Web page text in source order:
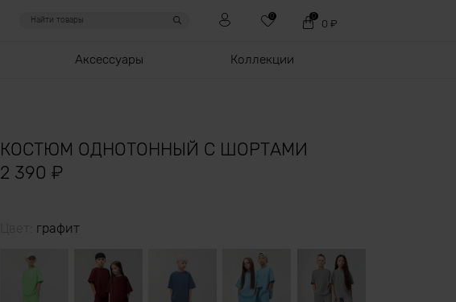
0 0
0₽
Аксессуары Коллекции
КОСТЮМ ОДНОТОННЫЙ С ШОРТАМИ
2 390 ₽
графит